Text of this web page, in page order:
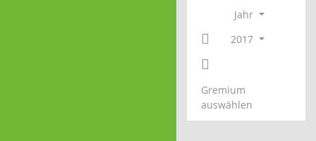
Jahr
2017
Gremium
auswählen